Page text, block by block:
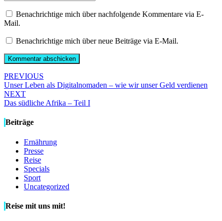
Benachrichtige mich über nachfolgende Kommentare via E-
Mail.
Benachrichtige mich über neue Beiträge via E-Mail.
Post
navigation
PREVIOUS
Unser Leben als Digitalnomaden – wie wir unser Geld verdienen
NEXT
Das südliche Afrika – Teil I
Beiträge
Ernährung
Presse
Reise
Specials
Sport
Uncategorized
Reise mit uns mit!